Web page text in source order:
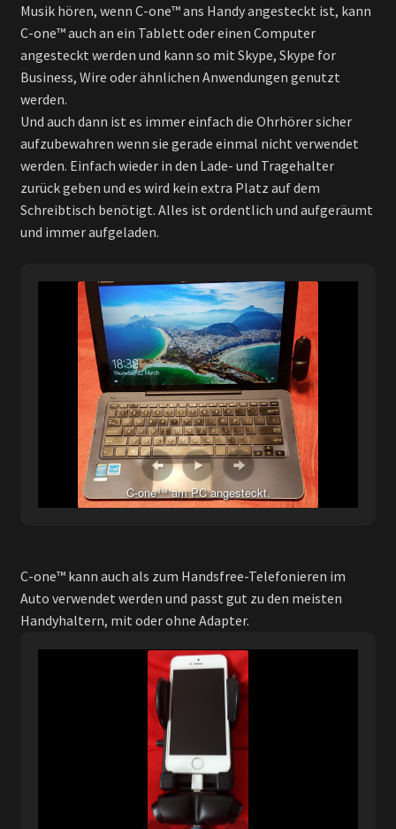
Musik hören, wenn C-one™ ans Handy angesteckt ist, kann
C-one™ auch an ein Tablett oder einen Computer
angesteckt werden und kann so mit Skype, Skype for
Business, Wire oder ähnlichen Anwendungen genutzt
werden.
Und auch dann ist es immer einfach die Ohrhörer sicher
aufzubewahren wenn sie gerade einmal nicht verwendet
werden. Einfach wieder in den Lade- und Tragehalter
zurück geben und es wird kein extra Platz auf dem
Schreibtisch benötigt. Alles ist ordentlich und aufgeräumt
und immer aufgeladen.
C-one™ am PC angesteckt.
C-one™ kann auch als zum Handsfree-Telefonieren im
Auto verwendet werden und passt gut zu den meisten
Handyhaltern, mit oder ohne Adapter.